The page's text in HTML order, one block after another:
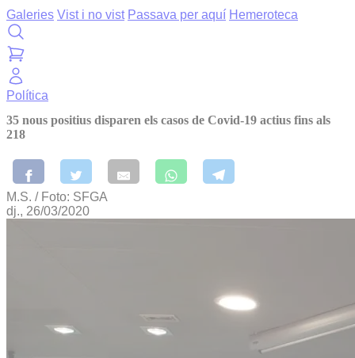
Galeries Vist i no vist Passava per aquí Hemeroteca
Política
35 nous positius disparen els casos de Covid-19 actius fins als
218
M.S. / Foto: SFGA
dj., 26/03/2020